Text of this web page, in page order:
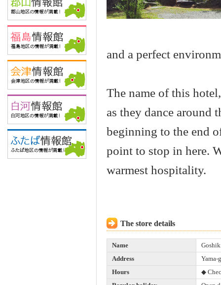
and a perfect
The name of this
as they dance around
beginning to the end
point to stop in here.
warmest hospitality.
The store details
Name
Address
Yama-
Hours
◆